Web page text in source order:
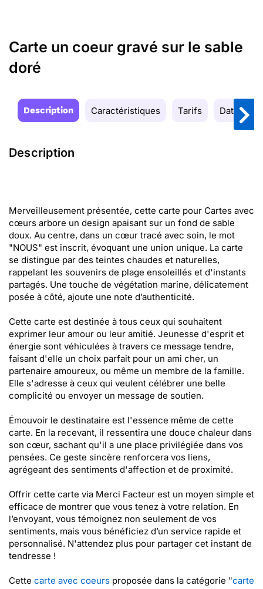
Carte un coeur gravé sur le sable
doré
Description Caractéristiques Tarifs Date de
Description
Merveilleusement présentée, cette carte pour Cartes avec
cœurs arbore un design apaisant sur un fond de sable
doux. Au centre, dans un cœur tracé avec soin, le mot
"NOUS" est inscrit, évoquant une union unique. La carte
se distingue par des teintes chaudes et naturelles,
rappelant les souvenirs de plage ensoleillés et d'instants
partagés. Une touche de végétation marine, délicatement
posée à côté, ajoute une note d’authenticité.
Cette carte est destinée à tous ceux qui souhaitent
exprimer leur amour ou leur amitié. Jeunesse d'esprit et
énergie sont véhiculées à travers ce message tendre,
faisant d'elle un choix parfait pour un ami cher, un
partenaire amoureux, ou même un membre de la famille.
Elle s'adresse à ceux qui veulent célébrer une belle
complicité ou envoyer un message de soutien.
Émouvoir le destinataire est l'essence même de cette
carte. En la recevant, il ressentira une douce chaleur dans
son cœur, sachant qu'il a une place privilégiée dans vos
pensées. Ce geste sincère renforcera vos liens,
agrégeant des sentiments d'affection et de proximité.
Offrir cette carte via Merci Facteur est un moyen simple et
efficace de montrer que vous tenez à votre relation. En
l’envoyant, vous témoignez non seulement de vos
sentiments, mais vous bénéficiez d’un service rapide et
personnalisé. N'attendez plus pour partager cet instant de
tendresse !
Cette carte avec coeurs proposée dans la catégorie "carte